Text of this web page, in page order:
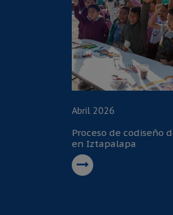
Abril 2026
Proceso de codiseño
en Iztapalapa